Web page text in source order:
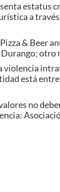
estatus
a
& Beer
otro
violencia
está
no